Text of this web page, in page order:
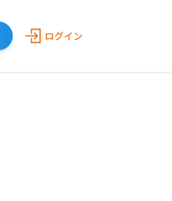
ログイン